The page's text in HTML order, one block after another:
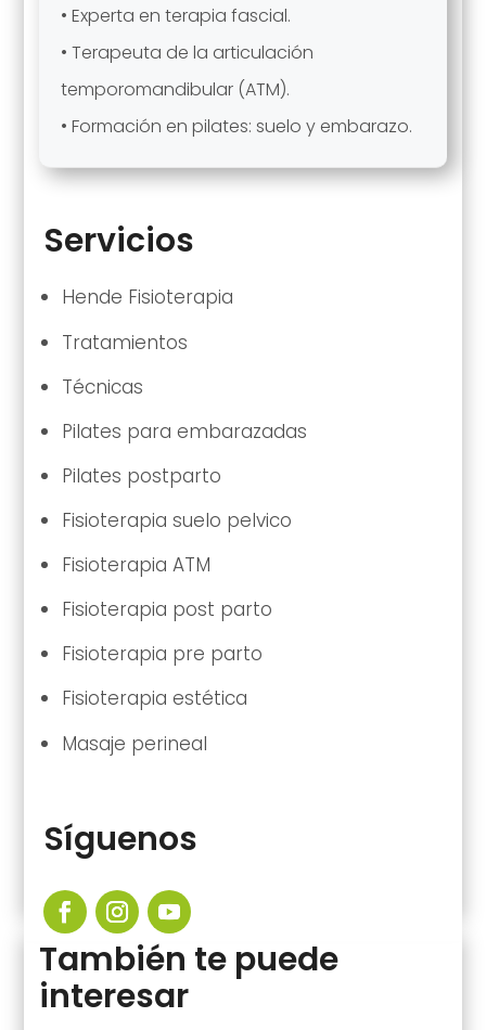
• Experta en terapia fascial.
• Terapeuta de la articulación
temporomandibular (ATM).
• Formación en pilates: suelo y embarazo.
Servicios
Hende Fisioterapia
Tratamientos
Técnicas
Pilates para embarazadas
Pilates postparto
Fisioterapia suelo pelvico
Fisioterapia ATM
Fisioterapia post parto
Fisioterapia pre parto
Fisioterapia estética
Masaje perineal
Síguenos
También te puede
interesar